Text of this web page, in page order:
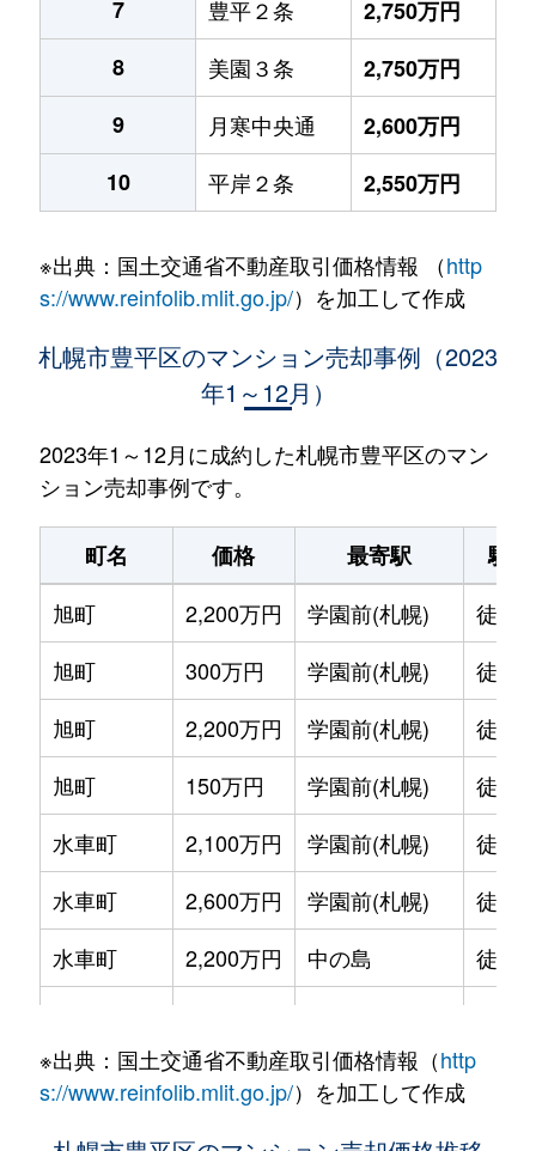
7 豊平２条
2,750万円
8
美園３条
2,750万円
9
月寒中央通
2,600万円
10
平岸２条 2,550万円
※出典：国土交通省不動産取引価格情報 （http
s://www.reinfolib.mlit.go.jp/）を加工して作成
札幌市豊平区のマンション売却事例（2023
年1～12月）
2023年1～12月に成約した札幌市豊平区のマン
ション売却事例です。
町名 価格 最寄駅
駅
旭町
2,200万円 学園前(札幌)
徒歩
旭町
300万円 学園前(札幌)
徒歩
旭町
2,200万円 学園前(札幌)
徒歩
旭町
150万円 学園前(札幌)
徒歩
水車町
2,100万円 学園前(札幌)
徒歩
水車町
2,600万円 学園前(札幌)
徒歩
水車町
2,200万円 中の島
徒歩
水車町
1,400万円 中の島
徒歩
※出典：国土交通省不動産取引価格情報（http
s://www.reinfolib.mlit.go.jp/）を加工して作成